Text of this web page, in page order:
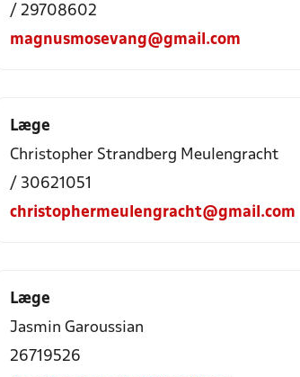
/ 29708602
magnusmosevang@gmail.com
Læge
Christopher Strandberg Meulengracht
/ 30621051
christophermeulengracht@gmail.com
Læge
Jasmin Garoussian
26719526